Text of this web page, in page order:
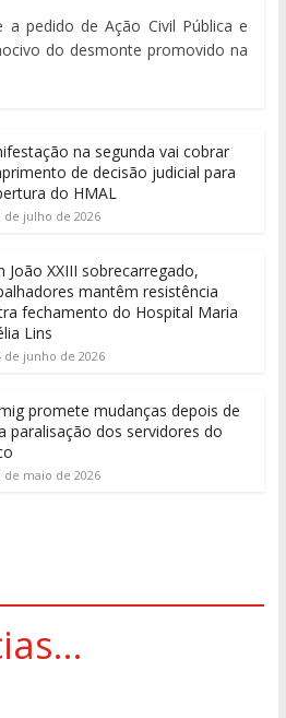
a pedido de Ação Civil Pública e
do desmonte promovido na
na segunda vai cobrar
de decisão judicial para
do HMAL
de julho de 2026
João XXIII sobrecarregado,
mantêm resistência
fechamento do Hospital Maria
Lins
de junho de 2026
promete mudanças depois de
paralisação dos servidores do
de maio de 2026